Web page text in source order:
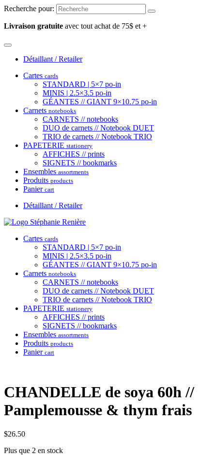
Recherche pour:
Livraison gratuite avec tout achat de 75$ et +
Détaillant / Retailer
Cartes cards
STANDARD | 5×7 po-in
MINIS | 2.5×3.5 po-in
GÉANTES // GIANT 9×10.75 po-in
Carnets notebooks
CARNETS // notebooks
DUO de carnets // Notebook DUET
TRIO de carnets // Notebook TRIO
PAPETERIE stationery
AFFICHES // prints
SIGNETS // bookmarks
Ensembles assortments
Produits products
Panier cart
Détaillant / Retailer
Cartes cards
STANDARD | 5×7 po-in
MINIS | 2.5×3.5 po-in
GÉANTES // GIANT 9×10.75 po-in
Carnets notebooks
CARNETS // notebooks
DUO de carnets // Notebook DUET
TRIO de carnets // Notebook TRIO
PAPETERIE stationery
AFFICHES // prints
SIGNETS // bookmarks
Ensembles assortments
Produits products
Panier cart
CHANDELLE de soya 60h //
Pamplemousse & thym frais
$26.50
Plus que 2 en stock